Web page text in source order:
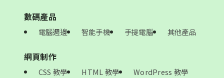
數碼產品
電腦週邊 智能手機 手提電腦 其他產品
網頁制作
CSS 教學 HTML 教學
WordPress 教學